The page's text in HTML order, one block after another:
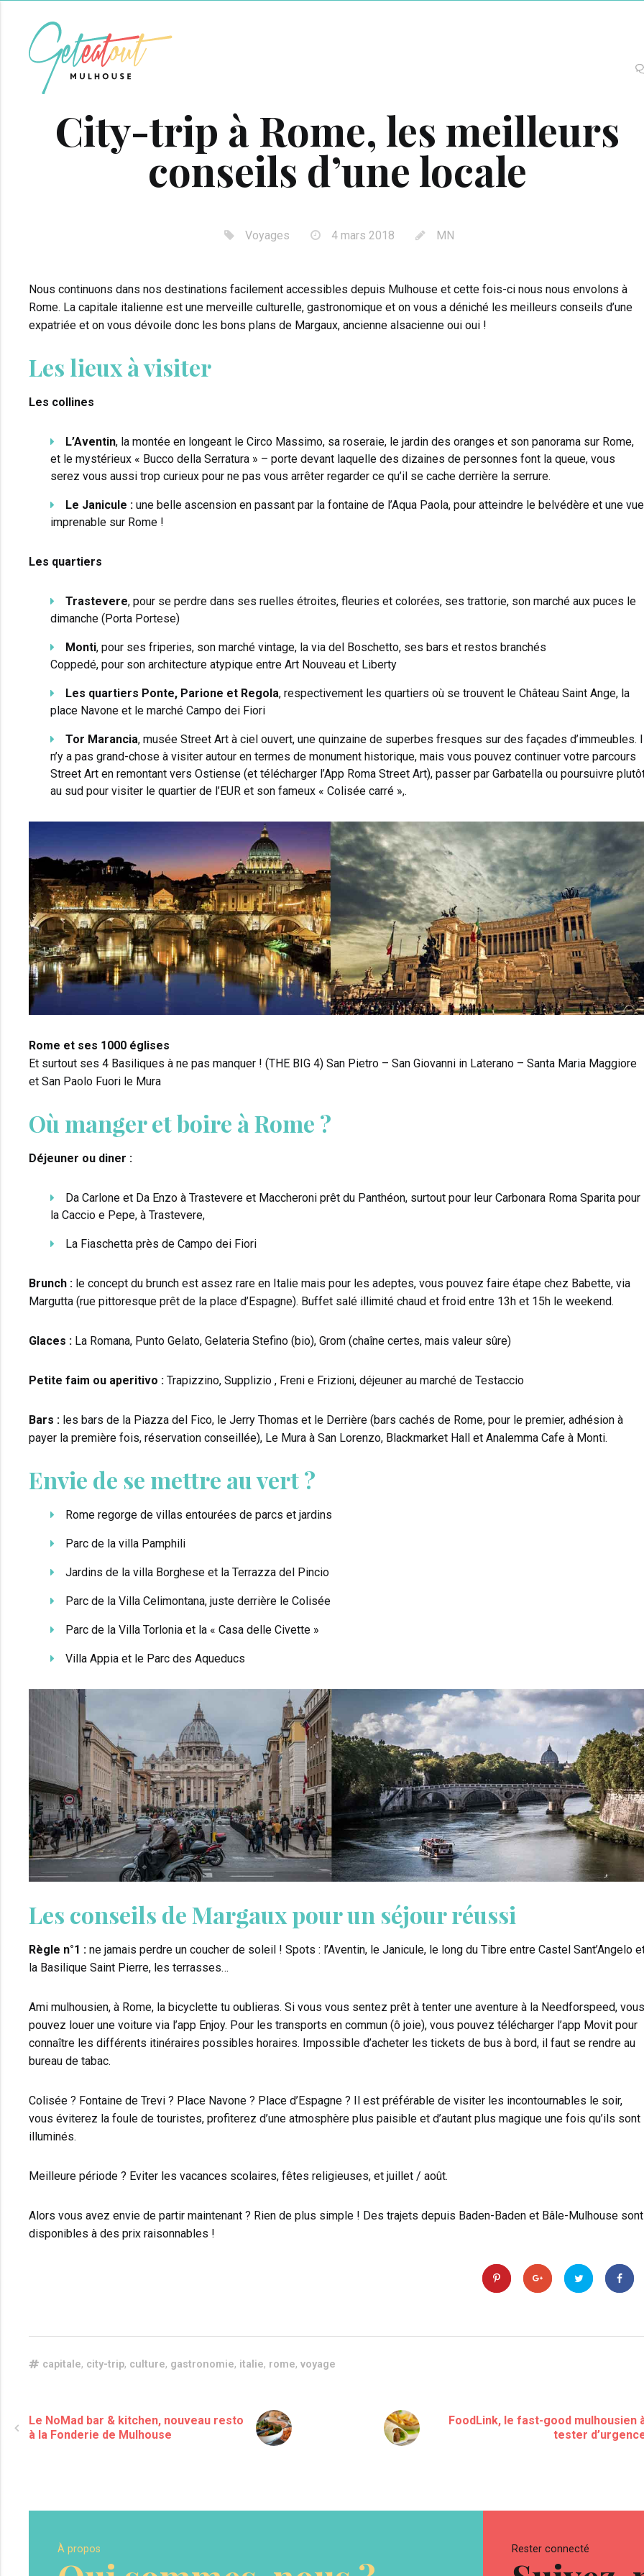
City-trip à Rome, les meilleurs
conseils d’une locale
Voyages 4 mars 2018 MN
Nous continuons dans nos destinations facilement accessibles depuis Mulhouse et cette fois-ci nous nous envolons à
Rome. La capitale italienne est une merveille culturelle, gastronomique et on vous a déniché les meilleurs conseils d’une
expatriée et on vous dévoile donc les bons plans de Margaux, ancienne alsacienne oui oui !
Les lieux à visiter
Les collines
L’Aventin, la montée en longeant le Circo Massimo, sa roseraie, le jardin des oranges et son panorama sur Rome,
et le mystérieux « Bucco della Serratura » – porte devant laquelle des dizaines de personnes font la queue, vous
serez vous aussi trop curieux pour ne pas vous arrêter regarder ce qu’il se cache derrière la serrure.
Le Janicule : une belle ascension en passant par la fontaine de l’Aqua Paola, pour atteindre le belvédère et une vue
imprenable sur Rome !
Les quartiers
Trastevere, pour se perdre dans ses ruelles étroites, fleuries et colorées, ses trattorie, son marché aux puces le
dimanche (Porta Portese)
Monti, pour ses friperies, son marché vintage, la via del Boschetto, ses bars et restos branchés
Coppedé, pour son architecture atypique entre Art Nouveau et Liberty
Les quartiers Ponte, Parione et Regola, respectivement les quartiers où se trouvent le Château Saint Ange, la
place Navone et le marché Campo dei Fiori
Tor Marancia, musée Street Art à ciel ouvert, une quinzaine de superbes fresques sur des façades d’immeubles.
n’y a pas grand-chose à visiter autour en termes de monument historique, mais vous pouvez continuer votre parcours
Street Art en remontant vers Ostiense (et télécharger l’App Roma Street Art), passer par Garbatella ou poursuivre
au sud pour visiter le quartier de l’EUR et son fameux « Colisée carré »,.
Rome et ses 1000 églises
Et surtout ses 4 Basiliques à ne pas manquer ! (THE BIG 4) San Pietro – San Giovanni in Laterano – Santa Maria Maggiore
et San Paolo Fuori le Mura
Où manger et boire à Rome ?
Déjeuner ou diner :
Da Carlone et Da Enzo à Trastevere et Maccheroni prêt du Panthéon, surtout pour leur Carbonara Roma Sparita pour
la Caccio e Pepe, à Trastevere,
La Fiaschetta près de Campo dei Fiori
Brunch : le concept du brunch est assez rare en Italie mais pour les adeptes, vous pouvez faire étape chez Babette, via
Margutta (rue pittoresque prêt de la place d’Espagne). Buffet salé illimité chaud et froid entre 13h et 15h le weekend.
Glaces : La Romana, Punto Gelato, Gelateria Stefino (bio), Grom (chaîne certes, mais valeur sûre)
Petite faim ou aperitivo : Trapizzino, Supplizio , Freni e Frizioni, déjeuner au marché de Testaccio
Bars : les bars de la Piazza del Fico, le Jerry Thomas et le Derrière (bars cachés de Rome, pour le premier, adhésion à
payer la première fois, réservation conseillée), Le Mura à San Lorenzo, Blackmarket Hall et Analemma Cafe à Monti.
Envie de se mettre au vert ?
Rome regorge de villas entourées de parcs et jardins
Parc de la villa Pamphili
Jardins de la villa Borghese et la Terrazza del Pincio
Parc de la Villa Celimontana, juste derrière le Colisée
Parc de la Villa Torlonia et la « Casa delle Civette »
Villa Appia et le Parc des Aqueducs
Les conseils de Margaux pour un séjour réussi
Règle n°1 : ne jamais perdre un coucher de soleil ! Spots : l’Aventin, le Janicule, le long du Tibre entre Castel Sant’Angelo
la Basilique Saint Pierre, les terrasses…
Ami mulhousien, à Rome, la bicyclette tu oublieras. Si vous vous sentez prêt à tenter une aventure à la Needforspeed, vous
pouvez louer une voiture via l’app Enjoy. Pour les transports en commun (ô joie), vous pouvez télécharger l’app Movit pour
connaître les différents itinéraires possibles horaires. Impossible d’acheter les tickets de bus à bord, il faut se rendre au
bureau de tabac.
Colisée ? Fontaine de Trevi ? Place Navone ? Place d’Espagne ? Il est préférable de visiter les incontournables le soir,
vous éviterez la foule de touristes, profiterez d’une atmosphère plus paisible et d’autant plus magique une fois qu’ils sont
illuminés.
Meilleure période ? Eviter les vacances scolaires, fêtes religieuses, et juillet / août.
Alors vous avez envie de partir maintenant ? Rien de plus simple ! Des trajets depuis Baden-Baden et Bâle-Mulhouse sont
disponibles à des prix raisonnables !
capitale, city-trip, culture, gastronomie, italie, rome, voyage
Le NoMad bar & kitchen, nouveau resto
à la Fonderie de Mulhouse
FoodLink, le fast-good mulhousien
tester
À propos Rester connecté